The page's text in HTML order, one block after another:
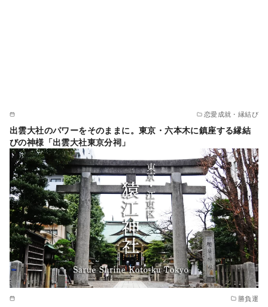
恋愛成就・縁結び
出雲大社のパワーをそのままに。東京・六本木に鎮座する縁結
びの神様「出雲大社東京分祠」
勝負運